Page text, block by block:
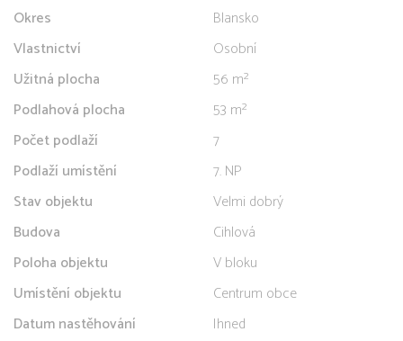
Okres
Blansko
Vlastnictví
Osobní
Užitná plocha
56 m²
Podlahová plocha
53 m²
Počet podlaží
7
Podlaží umístění
7. NP
Stav objektu
Velmi dobrý
Budova
Cihlová
Poloha objektu
V bloku
Umístění objektu
Centrum obce
Datum nastěhování
Ihned